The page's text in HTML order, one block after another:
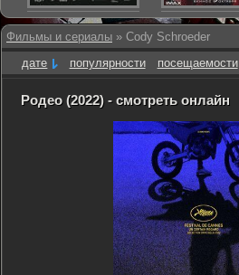
Фильмы и сериалы » Cody Schroeder
дате
популярности посещаемости
Родео (2022) - смотреть онлайн